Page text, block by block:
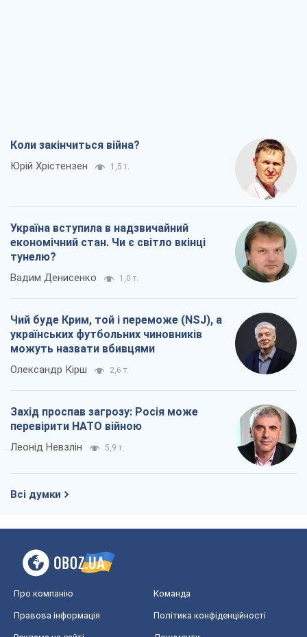
Коли закінчиться війна?
Юрій Хрістензен 1,5 т.
Україна вступила в надзвичайний
економічний стан. Чи є світло вкінці
тунелю?
Вадим Денисенко 1,0 т.
Чий буде Крим, той і переможе (NSJ), а
українських футбольних чиновників
можуть назвати вбивцями
Олександр Кірш 2,6 т.
Захід проспав загрозу: Росія може
перевірити НАТО війною
Леонід Невзлін 5,9 т.
Всі думки
Про компанію Команда
Правова інформація Політика конфіденційності